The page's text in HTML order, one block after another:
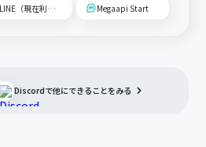
LINE（現在利用不可） Megaapi Start
Discordで他にできることをみる